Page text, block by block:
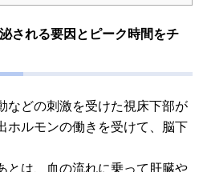
される要因とピーク時間をチ
などの刺激を受けた視床下部が
ホルモンの働きを受けて、脳下
とは、血の流れに乗って肝臓や